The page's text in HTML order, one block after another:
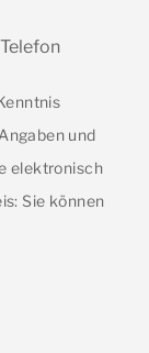
Telefon
und
elektronisch
Sie können